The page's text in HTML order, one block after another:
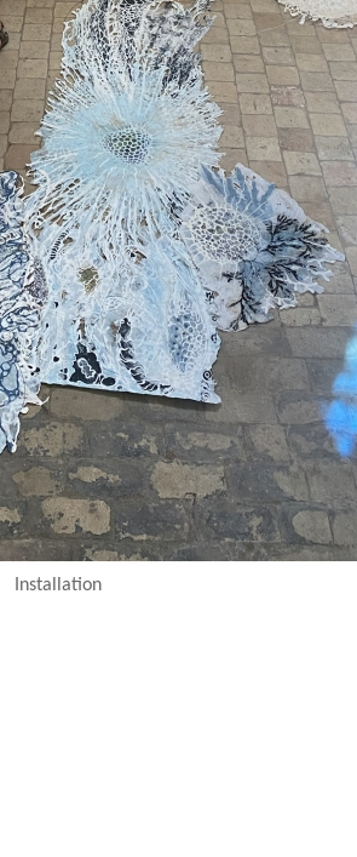
Installation